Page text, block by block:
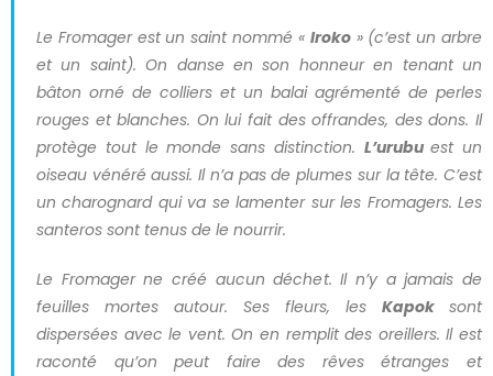
Le Fromager est un saint nommé « Iroko» (c’est un arbre
et un saint). On danse en son honneur en tenant un
bâton orné de colliers et un balai agrémenté de perles
rouges et blanches. On lui fait des offrandes, des dons. Il
protège tout le monde sans distinction. L’urubuest un
oiseau vénéré aussi. Il n’a pas de plumes sur la tête. C’est
un charognard qui va se lamenter sur les Fromagers. Les
santeros sont tenus de le nourrir.
Le Fromager ne créé aucun déchet. Il n’y a jamais de
feuilles mortes autour. Ses fleurs, les Kapok sont
dispersées avec le vent. On en remplit des oreillers. Il est
raconté qu’on peut faire des rêves étranges et